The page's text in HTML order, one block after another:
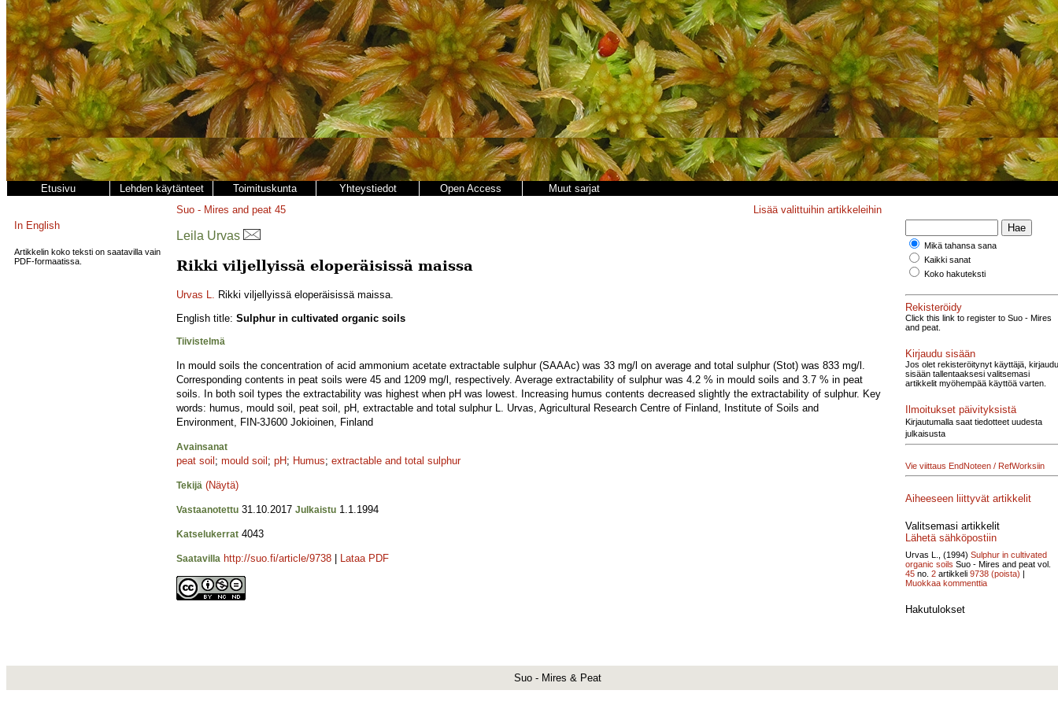
Etusivu Lehden käytänteet Toimituskunta Yhteystiedot Open Access Muut sarjat
In English
Artikkelin koko teksti on saatavilla vain
PDF-formaatissa.
Suo - Mires and peat 45 Lisää valittuihin artikkeleihin
Leila Urvas
Rikki viljellyissä eloperäisissä maissa
Urvas L. Rikki viljellyissä eloperäisissä maissa.
English title: Sulphur in cultivated organic soils
Tiivistelmä
In mould soils the concentration of acid ammonium acetate extractable sulphur (SAAAc) was 33 mg/l on average and total sulphur (Stot) was 833 mg/l.
Corresponding contents in peat soils were 45 and 1209 mg/l, respectively. Average extractability of sulphur was 4.2 % in mould soils and 3.7 % in peat
soils. In both soil types the extractability was highest when pH was lowest. Increasing humus contents decreased slightly the extractability of sulphur. Key
words: humus, mould soil, peat soil, pH, extractable and total sulphur L. Urvas, Agricultural Research Centre of Finland, Institute of Soils and
Environment, FIN-3J600 Jokioinen, Finland
Avainsanat
peat soil ; mould soil ; pH; Humus; extractable and total sulphur
Tekijä (Näytä)
Vastaanotettu 31.10.2017 Julkaistu 1.1.1994
Katselukerrat 4043
Saatavilla http://suo.fi/article/9738 Lataa PDF
Mikä tahansa sana
Kaikki sanat
Koko hakuteksti
Rekisteröidy
Click this link to register to Suo - Mires
and peat.
Kirjaudu sisään
Jos olet rekisteröitynyt käyttäjä, kirjaudu
sisään tallentaaksesi valitsemasi
artikkelit myöhempää käyttöä varten.
Ilmoitukset päivityksistä
Kirjautumalla saat tiedotteet uudesta
julkaisusta
Vie viittaus EndNoteen / RefWorksiin
Aiheeseen liittyvät artikkelit
Valitsemasi artikkelit
Lähetä sähköpostiin
Urvas L., (1994) Sulphur in cultivated
organic soils Suo - Mires and peat vol.
45 no. 2 artikkeli 9738 (poista) |
Muokkaa kommenttia
Hakutulokset
Suo - Mires & Peat